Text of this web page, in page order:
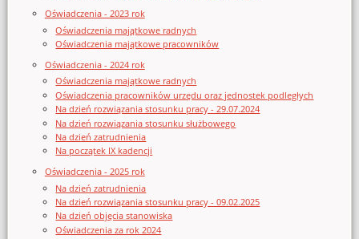
Oświadczenia - 2023 rok
Oświadczenia majątkowe radnych
Oświadczenia majątkowe pracowników
Oświadczenia - 2024 rok
Oświadczenia majątkowe radnych
Oświadczenia pracowników urzędu oraz jednostek podległych
Na dzień rozwiązania stosunku pracy - 29.07.2024
Na dzień rozwiązania stosunku służbowego
Na dzień zatrudnienia
Na początek IX kadencji
Oświadczenia - 2025 rok
Na dzień zatrudnienia
Na dzień rozwiązania stosunku pracy - 09.02.2025
Na dzień objęcia stanowiska
Oświadczenia za rok 2024